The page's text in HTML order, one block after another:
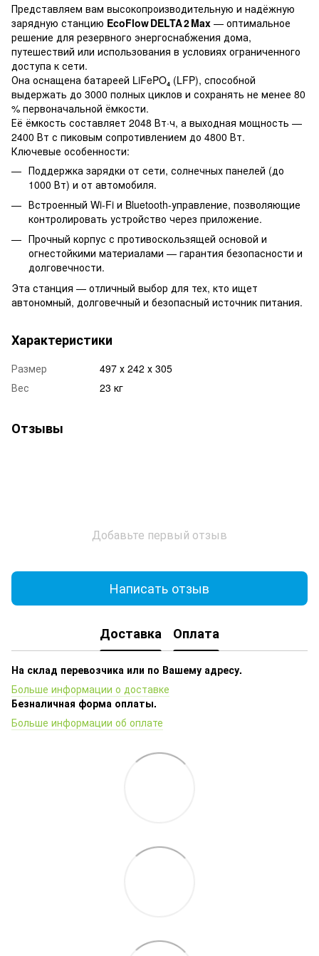
Представляем вам высокопроизводительную и надёжную
зарядную станцию EcoFlow DELTA 2 Max — оптимальное
решение для резервного энергоснабжения дома,
путешествий или использования в условиях ограниченного
доступа к сети.
Она оснащена батареей LiFePO₄ (LFP), способной
выдержать до 3000 полных циклов и сохранять не менее 80
% первоначальной ёмкости.
Её ёмкость составляет 2048 Вт·ч, а выходная мощность —
2400 Вт с пиковым сопротивлением до 4800 Вт.
Ключевые особенности:
Поддержка зарядки от сети, солнечных панелей (до
1000 Вт) и от автомобиля.
Встроенный Wi-Fi и Bluetooth-управление, позволяющие
контролировать устройство через приложение.
Прочный корпус с противоскользящей основой и
огнестойкими материалами — гарантия безопасности и
долговечности.
Эта станция — отличный выбор для тех, кто ищет
автономный, долговечный и безопасный источник питания.
Характеристики
Размер
497 х 242 х 305
Вес
23 кг
Отзывы
Добавьте первый отзыв
Написать отзыв
Доставка Оплата
На склад перевозчика или по Вашему адресу.
Больше информации о доставке
Безналичная форма оплаты.
Больше информации об оплате